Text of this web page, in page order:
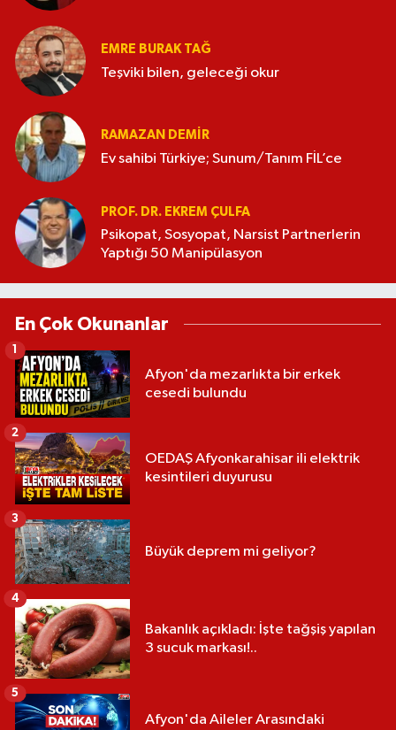
EMRE BURAK TAĞ
Teşviki bilen, geleceği okur
RAMAZAN DEMİR
Ev sahibi Türkiye; Sunum/Tanım FİL’ce
PROF. DR. EKREM ÇULFA
Psikopat, Sosyopat, Narsist Partnerlerin
Yaptığı 50 Manipülasyon
En Çok Okunanlar
Afyon'da mezarlıkta bir erkek
cesedi bulundu
1
OEDAŞ Afyonkarahisar ili elektrik
kesintileri duyurusu
2
Büyük deprem mi geliyor?
3
Bakanlık açıkladı: İşte tağşiş yapılan
3 sucuk markası!..
4
Afyon'da Aileler Arasındaki
5